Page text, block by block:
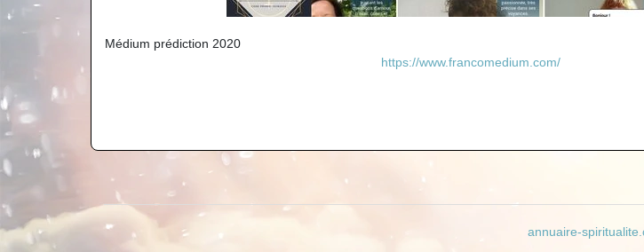
Médium prédiction 2020
https://www.francomedium.com/
annuaire-